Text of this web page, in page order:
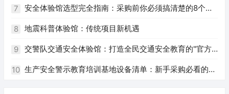
建设要点
7 安全体验馆选型完全指南：采购前你必须搞清楚的8个问
题
8 地震科普体验馆：传统项目新机遇
9 交警队交通安全体验馆：打造全民交通安全教育的"官方
阵地"
10 生产安全警示教育培训基地设备清单：新手采购必看的完